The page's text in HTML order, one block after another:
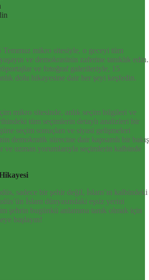
Temmuz mikro sitesiyle, o geceyi tüm
ve demokrasinin zaferine tanıklık edin.
ve fotoğraf galerileriyle, 15
dolu hikayesine dair her şeyi keşfedin.
mikro sitesinde, anlık seçim bilgileri ve
tüm seçimlerin detaylı analizleri bir
seçim sonuçları ve siyasi gelişmeleri
demokratik sürecine dair kapsamlı bir bakış
ve uzman yorumlarıyla seçimlerin kalbinde
sadece bir şehir değil, İslam’ın kalbindeki
İslam dünyasındaki eşsiz yerini
şehrin bugünkü anlamına tanık olmak için
başlayın!